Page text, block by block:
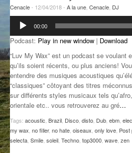
GROOVE N SUN
L’ASTUCE DE LA PORTE EN BOIS
LA FABRIK POÉTIK
LA MINUTE LITTÉRAIRE
MUSIQUE DES ANTIPODES
PLUS DE MIX
Cenacle- 12/04/2018 - A la une Cenacle DJ
Lecteur
audio
00:00
Podcast: Play in new window | Download
“Luv My Wax” est un podcast se voulant
qu’ils soient récents, ou plus anciens!
entendre des musiques acoustiques
“classiques” côtoyant des titres
sur différents styles musicaux tels
orientale etc.. vous retrouverez au gré…
Tags: acoustic Brazil Disco disto Dub ebm
my wax no filler, no hate oiseaux only love Post
selecta Smile soleil Techno top3000 wave zen